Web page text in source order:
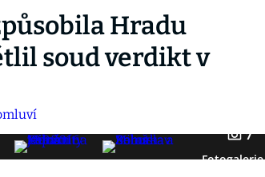
Hradu
soud verdikt v
7
Fotogalerie